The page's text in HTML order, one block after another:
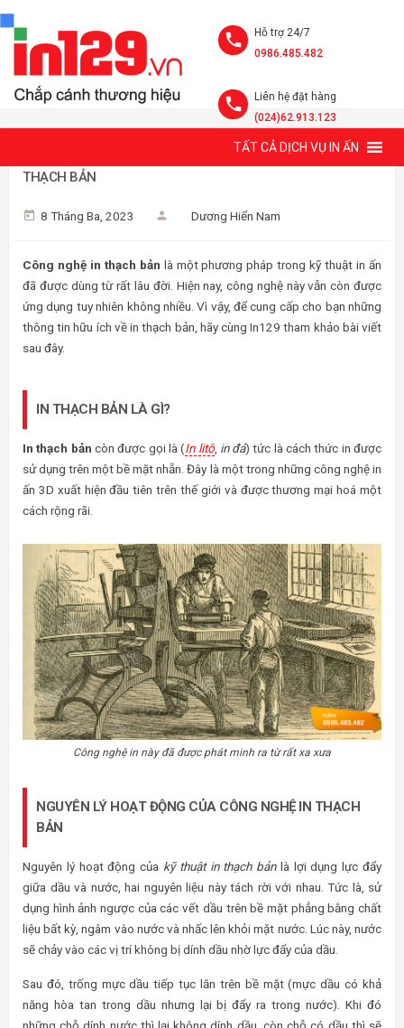
Hỗ trợ 24/7
0986.485.482
Liên hệ đặt hàng
(024)62.913.123
TẤT CẢ DỊCH VỤ IN ẤN
CÔNG NGHỆ IN THẠCH BẢN LÀ GÌ? ƯU NHƯỢC ĐIỂM CỦA IN
THẠCH BẢN
8 Tháng Ba, 2023 Dương Hiển Nam
Công nghệ in thạch bản là một phương pháp trong kỹ thuật in ấn
đã được dùng từ rất lâu đời. Hiện nay, công nghệ này vẫn còn được
ứng dụng tuy nhiên không nhiều. Vì vậy, để cung cấp cho bạn những
thông tin hữu ích về in thạch bản, hãy cùng In129 tham khảo bài viết
sau đây.
IN THẠCH BẢN LÀ GÌ?
In thạch bản còn được gọi là (In litô, in đá) tức là cách thức in được
sử dụng trên một bề mặt nhẵn. Đây là một trong những công nghệ in
ấn 3D xuất hiện đầu tiên trên thế giới và được thương mại hoá một
cách rộng rãi.
Công nghệ in này đã được phát minh ra từ rất xa xưa
NGUYÊN LÝ HOẠT ĐỘNG CỦA CÔNG NGHỆ IN THẠCH
BẢN
Nguyên lý hoạt động của kỹ thuật in thạch bảnlà lợi dụng lực đẩy
giữa dầu và nước, hai nguyên liệu này tách rời với nhau. Tức là, sử
dụng hình ảnh ngược của các vết dầu trên bề mặt phẳng bằng chất
liệu bất kỳ, ngâm vào nước và nhấc lên khỏi mặt nước. Lúc này, nước
sẽ chảy vào các vị trí không bị dính dầu nhờ lực đẩy của dầu.
Sau đó, trống mực dầu tiếp tục lăn trên bề mặt (mực dầu có khả
năng hòa tan trong dầu nhưng lại bị đẩy ra trong nước). Khi đó
những chỗ dính nước thì lại không dính dầu, còn chỗ có dầu thì sẽ